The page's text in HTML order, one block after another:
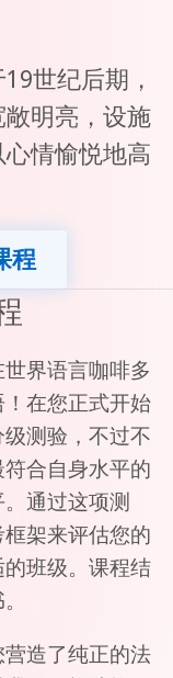
世纪后期，
明亮，设施
情愉悦地高
程
界语言咖啡多
在您正式开始
测验，不过不
合自身水平的
通过这项测
架来评估您的
班级。课程结
造了纯正的法